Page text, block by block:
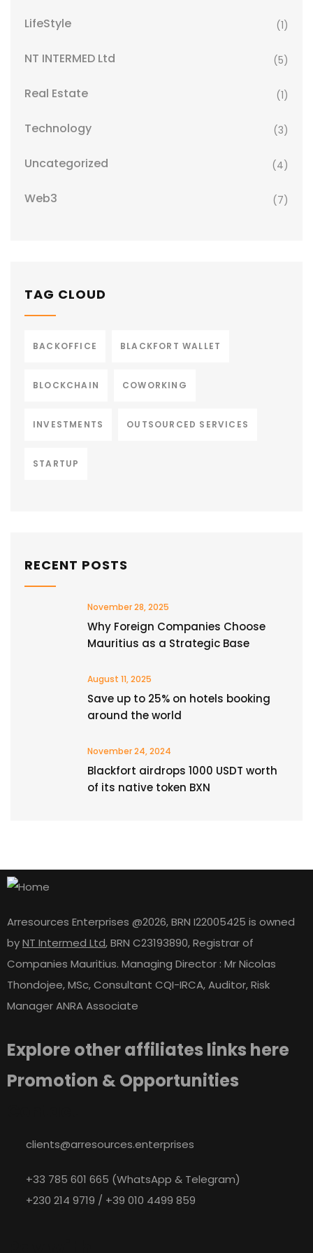
LifeStyle (1)
NT INTERMED Ltd (5)
Real Estate (1)
Technology (3)
Uncategorized (4)
Web3 (7)
TAG CLOUD
BACKOFFICE BLACKFORT WALLET
BLOCKCHAIN COWORKING
INVESTMENTS OUTSOURCED SERVICES
STARTUP
RECENT POSTS
November 28, 2025
Why Foreign Companies Choose
Mauritius as a Strategic Base
August 11, 2025
Save up to 25% on hotels booking
around the world
November 24, 2024
Blackfort airdrops 1000 USDT worth
of its native token BXN
Arresources Enterprises @2026, BRN I22005425 is owned
byNT Intermed Ltd,BRN C23193890, Registrar of
Companies Mauritius. Managing Director : Mr Nicolas
Thondojee, MSc, Consultant CQI-IRCA, Auditor, Risk
Manager ANRA Associate
Explore other affiliates links here
Promotion & Opportunities
clients@arresources.enterprises
+33 785 601 665 (WhatsApp & Telegram)
+230 214 9719 / +39 010 4499 859